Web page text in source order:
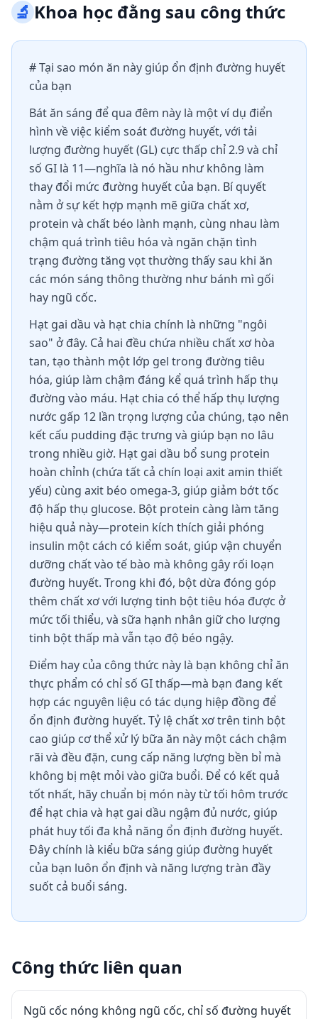
🔬Khoa học đằng sau công thức
# Tại sao món ăn này giúp ổn định đường huyết
của bạn
Bát ăn sáng để qua đêm này là một ví dụ điển
hình về việc kiểm soát đường huyết, với tải
lượng đường huyết (GL) cực thấp chỉ 2.9 và chỉ
số GI là 11—nghĩa là nó hầu như không làm
thay đổi mức đường huyết của bạn. Bí quyết
nằm ở sự kết hợp mạnh mẽ giữa chất xơ,
protein và chất béo lành mạnh, cùng nhau làm
chậm quá trình tiêu hóa và ngăn chặn tình
trạng đường tăng vọt thường thấy sau khi ăn
các món sáng thông thường như bánh mì gối
hay ngũ cốc.
Hạt gai dầu và hạt chia chính là những "ngôi
sao" ở đây. Cả hai đều chứa nhiều chất xơ hòa
tan, tạo thành một lớp gel trong đường tiêu
hóa, giúp làm chậm đáng kể quá trình hấp thụ
đường vào máu. Hạt chia có thể hấp thụ lượng
nước gấp 12 lần trọng lượng của chúng, tạo nên
kết cấu pudding đặc trưng và giúp bạn no lâu
trong nhiều giờ. Hạt gai dầu bổ sung protein
hoàn chỉnh (chứa tất cả chín loại axit amin thiết
yếu) cùng axit béo omega-3, giúp giảm bớt tốc
độ hấp thụ glucose. Bột protein càng làm tăng
hiệu quả này—protein kích thích giải phóng
insulin một cách có kiểm soát, giúp vận chuyển
dưỡng chất vào tế bào mà không gây rối loạn
đường huyết. Trong khi đó, bột dừa đóng góp
thêm chất xơ với lượng tinh bột tiêu hóa được ở
mức tối thiểu, và sữa hạnh nhân giữ cho lượng
tinh bột thấp mà vẫn tạo độ béo ngậy.
Điểm hay của công thức này là bạn không chỉ ăn
thực phẩm có chỉ số GI thấp—mà bạn đang kết
hợp các nguyên liệu có tác dụng hiệp đồng để
ổn định đường huyết. Tỷ lệ chất xơ trên tinh bột
cao giúp cơ thể xử lý bữa ăn này một cách chậm
rãi và đều đặn, cung cấp năng lượng bền bỉ mà
không bị mệt mỏi vào giữa buổi. Để có kết quả
tốt nhất, hãy chuẩn bị món này từ tối hôm trước
để hạt chia và hạt gai dầu ngậm đủ nước, giúp
phát huy tối đa khả năng ổn định đường huyết.
Đây chính là kiểu bữa sáng giúp đường huyết
của bạn luôn ổn định và năng lượng tràn đầy
suốt cả buổi sáng.
Công thức liên quan
Ngũ cốc nóng không ngũ cốc, chỉ số đường huyết